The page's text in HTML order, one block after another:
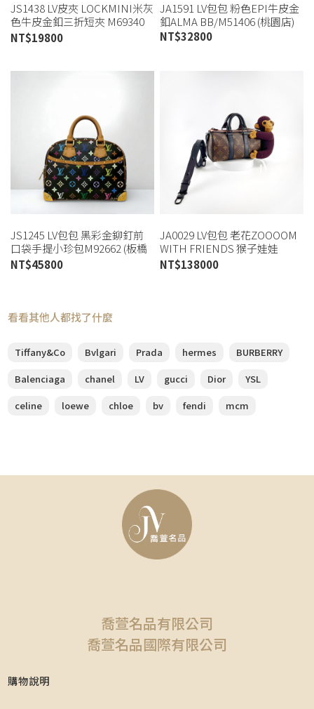
JS1438 LV皮夾 LOCKMINI米灰
色牛皮金釦三折短夾 M69340
(板橋店)
NT$19800
JA1591 LV包包 粉色EPI牛皮金
釦ALMA BB/M51406 (桃園店)
NT$32800
JS1245 LV包包 黑彩金鉚釘前
口袋手提小珍包M92662 (板橋
店)
NT$45800
JA0029 LV包包 老花ZOOOOM
WITH FRIENDS 猴子娃娃
KEEPALL XS(喬萱桃園店)
NT$138000
看看其他人都找了什麼
Tiffany&Co Bvlgari Prada hermes
BURBERRY
Balenciaga
chanel LV gucci Dior
YSL
celine
loewe chloe bv fendi mcm
喬萱名品有限公司
喬萱名品國際有限公司
購物說明